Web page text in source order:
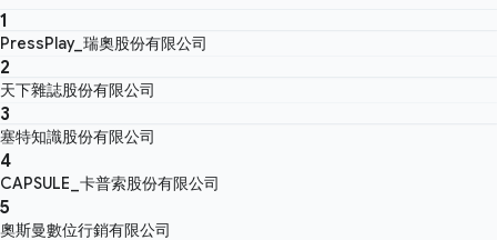
1
PressPlay_瑞奧股份有限公司
2
天下雜誌股份有限公司
3
塞特知識股份有限公司
4
CAPSULE_卡普索股份有限公司
5
奧斯曼數位行銷有限公司